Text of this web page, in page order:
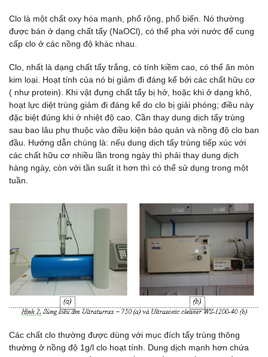
Clo là một chất oxy hóa mạnh, phổ rộng, phổ biến. Nó thường
được bán ở dạng chất tẩy (NaOCl), có thể pha với nước để cung
cấp clo ở các nồng độ khác nhau.
Clo, nhất là dạng chất tẩy trắng, có tính kiềm cao, có thể ăn mòn
kim loại. Hoạt tính của nó bị giảm đi đáng kể bởi các chất hữu cơ
( như protein). Khi vật đựng chất tẩy bị hở, hoặc khi ở dạng khô,
hoạt lực diệt trùng giảm đi đáng kể do clo bị giải phóng; điều này
đặc biệt đúng khi ở nhiệt độ cao. Cần thay dung dịch tẩy trùng
sau bao lâu phụ thuộc vào điều kiện bảo quản và nồng độ clo ban
đầu. Hướng dẫn chúng là: nếu dung dịch tẩy trùng tiếp xúc với
các chất hữu cơ nhiều lần trong ngày thì phải thay dung dịch
hàng ngày, còn với tần suất ít hơn thì có thể sử dụng trong một
tuần.
Các chất clo thường được dùng với mục đích tẩy trùng thông
thường ở nồng độ 1g/l clo hoạt tính. Dung dịch mạnh hơn chứa